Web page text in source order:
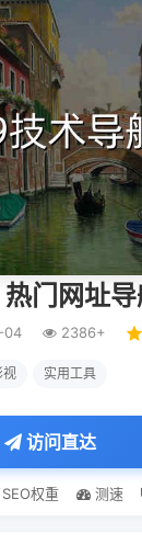
门网址
04 2386+
视 实用工具
访问直达
SEO权重 测速